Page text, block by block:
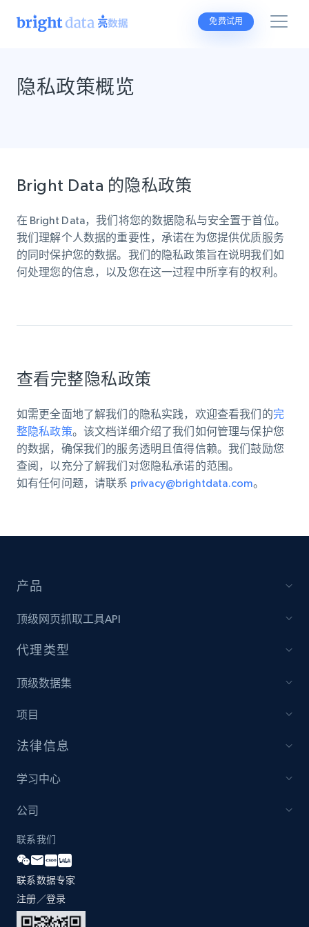
免费试用
隐私政策概览
Bright Data 的隐私政策
在 Bright Data，我们将您的数据隐私与安全置于首位。
我们理解个人数据的重要性，承诺在为您提供优质服务
的同时保护您的数据。我们的隐私政策旨在说明我们如
何处理您的信息，以及您在这一过程中所享有的权利。
查看完整隐私政策
如需更全面地了解我们的隐私实践，欢迎查看我们的完
整隐私政策。该文档详细介绍了我们如何管理与保护您
的数据，确保我们的服务透明且值得信赖。我们鼓励您
查阅，以充分了解我们对您隐私承诺的范围。
如有任何问题，请联系 privacy@brightdata.com。
产品
顶级网页抓取工具API
代理类型
顶级数据集
项目
法律信息
学习中心
公司
联系我们
联系数据专家
注册／登录